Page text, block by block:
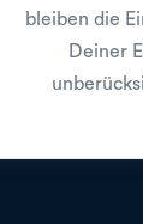
bleiben die
Deiner